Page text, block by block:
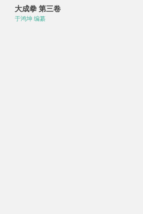
大成拳 第三卷
于鸿坤 编纂